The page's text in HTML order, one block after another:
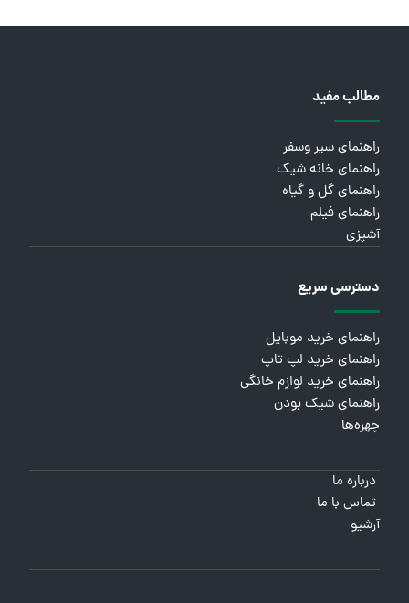
مطالب مفید
راهنمای سیر وسفر
راهنمای خانه شیک
راهنمای گل و گیاه
راهنمای فیلم
آشپزی
دسترسی سریع
راهنمای خرید موبایل
راهنمای خرید لپ تاپ
راهنمای خرید لوازم خانگی
راهنمای شیک بودن
چهره‌ها
درباره ما
تماس با ما
آرشیو